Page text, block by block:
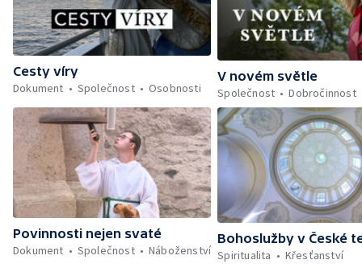
Cesty víry
Dokument
Společnost Osobnosti
V novém světle
Společnost
Dobročinnost
Povinnosti nejen svaté
Dokument
Společnost Náboženství
Bohoslužby v České
Spiritualita
Křesťanství